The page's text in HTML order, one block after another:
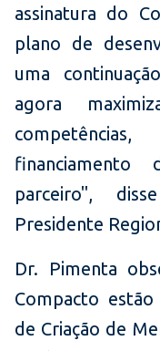
assinatura do
plano de
uma
agora
financiamento
parceiro",
Presidente
Dr. Pimenta
Compacto
de Criação de